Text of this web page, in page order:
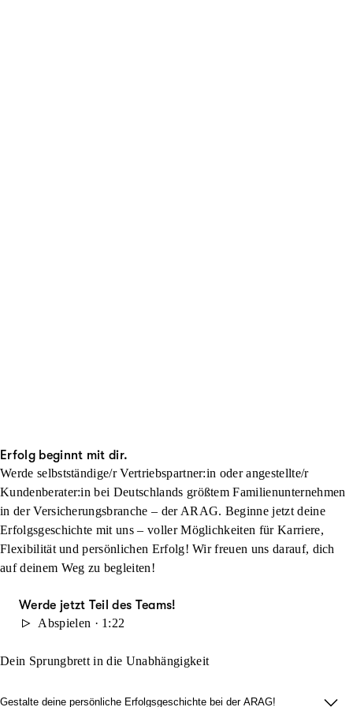
Erfolg beginnt mit dir.
Werde selbstständige/r Vertriebspartner:in oder angestellte/r
Kundenberater:in bei Deutschlands größtem Familienunternehmen
in der Versicherungsbranche – der ARAG. Beginne jetzt deine
Erfolgsgeschichte mit uns – voller Möglichkeiten für Karriere,
Flexibilität und persönlichen Erfolg! Wir freuen uns darauf, dich
auf deinem Weg zu begleiten!
Werde jetzt Teil des Teams!
Abspielen · 1:22
Dein Sprungbrett in die Unabhängigkeit
Gestalte deine persönliche Erfolgsgeschichte bei der ARAG!